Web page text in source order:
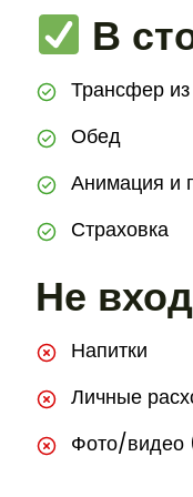
В
Трансфер
Обед
Анимация и
Страховка
Не
Напитки
Личные
Фото/видео